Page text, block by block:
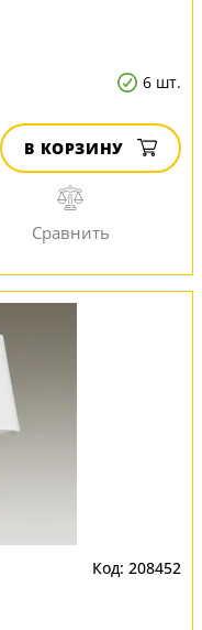
6 шт.
В КОРЗИНУ
208452